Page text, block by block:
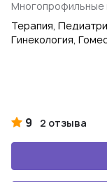
Многопрофильные
Терапия,
Гинекология,
9 2 отзыва